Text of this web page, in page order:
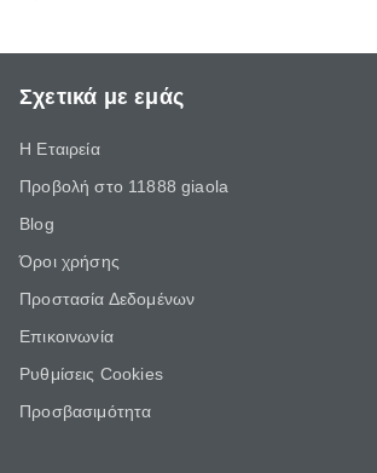
Σχετικά με εμάς
Η Εταιρεία
Προβολή στο 11888 giaola
Blog
Όροι χρήσης
Προστασία Δεδομένων
Επικοινωνία
Ρυθμίσεις Cookies
Προσβασιμότητα